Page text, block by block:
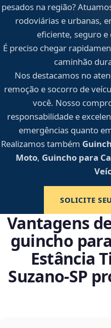
pesados na região?
rodoviárias e urbanas,
eficiente, seguro e
É preciso chegar
caminhão
Nos destacamos no
remoção e socorro de
você. Nosso
responsabilidade e
emergências quanto
Realizamos também
Moto, Guincho para
SOLICITE
Vantagens
guincho
Estância
Suzano‑SP